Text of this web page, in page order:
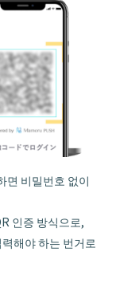
면 비밀번호 없이
인증 방식으로,
해야 하는 번거로